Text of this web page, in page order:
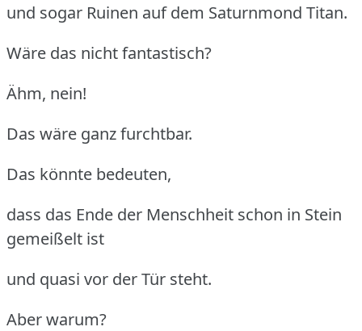
und sogar Ruinen auf dem Saturnmond Titan.
Wäre das nicht fantastisch?
Ähm, nein!
Das wäre ganz furchtbar.
Das könnte bedeuten,
dass das Ende der Menschheit schon in Stein
gemeißelt ist
und quasi vor der Tür steht.
Aber warum?